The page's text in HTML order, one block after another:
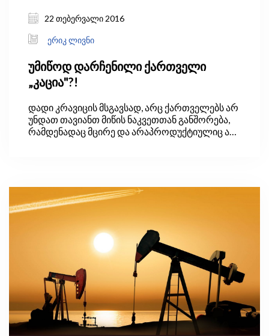
22 თებერვალი 2016
ერიკ ლივნი
უმიწოდ დარჩენილი ქართველი
„კაცია"?!
დადი კრავიცის მსგავსად, არც ქართველებს არ
უნდათ თავიანთ მიწის ნაკვეთთან განშორება,
რამდენადაც მცირე და არაპროდუქტიულიც არ
პროდუქტიულობა დაბალია, რაც
საზოგადოების ყველაზე ღარიბ ფენებს